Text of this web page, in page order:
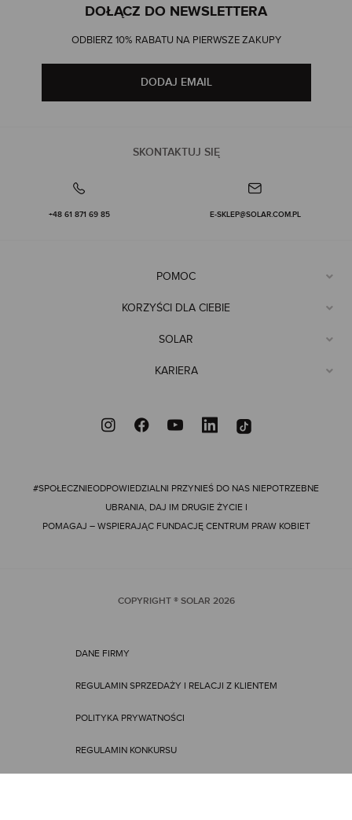
SKONTAKTUJ SIĘ
+48 61 871 69 85 E-SKLEP@SOLAR.COM.PL
DOŁĄCZ DO NEWSLETTERA
ODBIERZ 10% RABATU NA PIERWSZE ZAKUPY
DODAJ EMAIL
POMOC
KORZYŚCI DLA CIEBIE
SOLAR
KARIERA
#SPOŁECZNIEODPOWIEDZIALNI PRZYNIEŚ DO NAS NIEPOTRZEBNE
UBRANIA, DAJ IM DRUGIE ŻYCIE I
POMAGAJ – WSPIERAJĄC FUNDACJĘ CENTRUM PRAW KOBIET
COPYRIGHT ® SOLAR 2026
DANE FIRMY
REGULAMIN SPRZEDAŻY I RELACJI Z KLIENTEM
POLITYKA PRYWATNOŚCI
REGULAMIN KONKURSU